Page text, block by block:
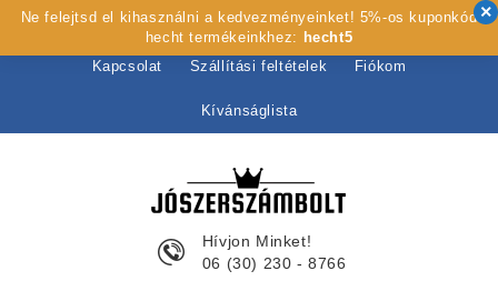
Kezdőlap Rólunk Webshop Szolgáltatások
Kapcsolat Szállítási feltételek Fiókom
Kívánságlista
Hívjon Minket!
06 (30) 230 - 8766
Ne felejtsd el kihasználni a kedvezményeinket! 5%-os kuponkód
hecht termékeinkhez: hecht5